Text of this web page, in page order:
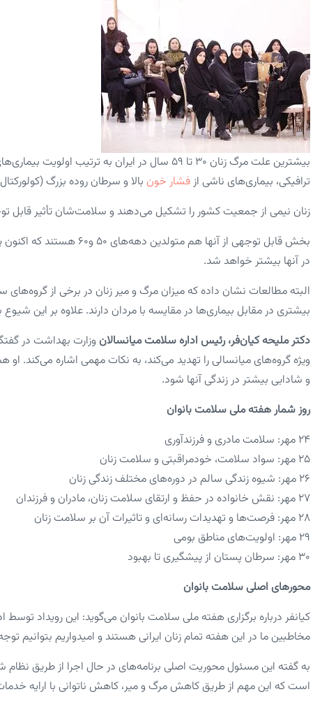
بیشترین علت مرگ زنان ۳۰ تا ۵۹ سال در ایران به ترتیب اولویت بیماری‌های ایسکمیک قلبی،
ترافیکی، بیماری‌های ناشی ازفشار خون بالا و سرطان روده بزرگ
زنان نیمی از جمعیت کشور را تشکیل می‌دهند و سلامت‌شان تأثیر قابل
بخش قابل توجهی از آنها
در آنها بیشتر خواهد شد.
البته مطالعات نشان داده که میزان مرگ و میر زنان در برخی از
بیشتری در مقابل بیماری‌ها در مقایسه با مردان دارند. علاوه بر این
دکتر ملیحه کیان‌فر، رئیس اداره سلامت میانسالان وزارت بهداشت در
ویژه گروه‌های میانسالی را تهدید می‌کند، به نکات مهمی اشاره می‌کند.
و شادابی بیشتر در زندگی آنها شود.
روز شمار هفته ملی سلامت بانوان
۲۴ مهر: سلامت مادری و فرزندآوری
۲۵ مهر: سواد سلامت، خودمراقبتی و سلامت زنان
۲۶ مهر: شیوه زندگی سالم در دوره‌های مختلف زندگی زنان
۲۷ مهر: نقش خانواده در حفظ و ارتقای سلامت زنان، مادران و فرزندان
۲۸ مهر: فرصت‌ها و تهدیدات رسانه‌ای و تاثیرات آن بر سلامت زنان
۲۹ مهر: اولویت‌های مناطق بومی
۳۰ مهر: سرطان پستان از پیشگیری تا بهبود
محورهای اصلی سلامت بانوان
کیانفر درباره برگزاری هفته ملی سلامت بانوان می‌گوید: این رویداد
مخاطبین ما در این هفته تمام زنان ایرانی هستند و امیدواریم بتوانیم
به گفته این مسئول محوریت اصلی برنامه‌های در حال اجرا از طریق
است که این مهم از طریق کاهش مرگ و میر، کاهش ناتوانی با ارایه